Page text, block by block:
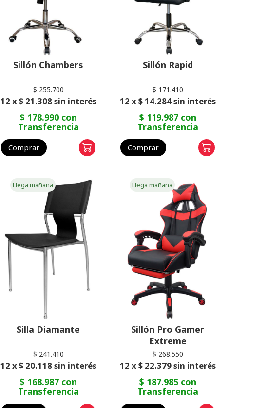
Sillón Chambers
$ 255.700
12 x $ 21.308 sin interés
$ 178.990 con
Transferencia
Comprar
Sillón Rapid
$ 171.410
12 x $ 14.284 sin interés
$ 119.987 con
Transferencia
Comprar
Llega mañana
Silla Diamante
$ 241.410
12 x $ 20.118 sin interés
$ 168.987 con
Transferencia
Llega mañana
Sillón Pro Gamer
Extreme
$ 268.550
12 x $ 22.379 sin interés
$ 187.985 con
Transferencia